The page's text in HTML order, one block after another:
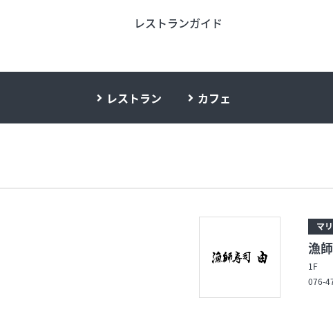
カード インフォメーション 営業時間
レストランガイド
レストラン カフェ
マ
漁
1F
076-